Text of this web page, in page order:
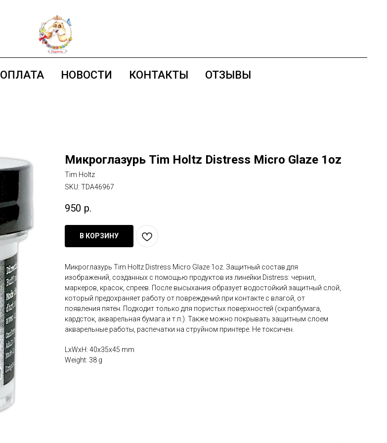
ОПЛАТА НОВОСТИ КОНТАКТЫ ОТЗЫВЫ
Микроглазурь Tim Holtz Distress Micro Glaze 1oz
Tim Holtz
SKU: TDA46967
950 р.
В КОРЗИНУ
Микроглазурь Tim Holtz Distress Micro Glaze 1oz. Защитный состав для
изображений, созданных с помощью продуктов из линейки Distress: чернил,
маркеров, красок, спреев. После высыхания образует водостойкий защитный слой,
который предохраняет работу от повреждений при контакте с влагой, от
появления пятен. Подходит только для пористых поверхностей (скрапбумага,
кардсток, акварельная бумага и т.п.). Также можно покрывать защитным слоем
акварельные работы, распечатки на струйном принтере. Не токсичен.
LxWxH: 40x35x45 mm
Weight: 38 g